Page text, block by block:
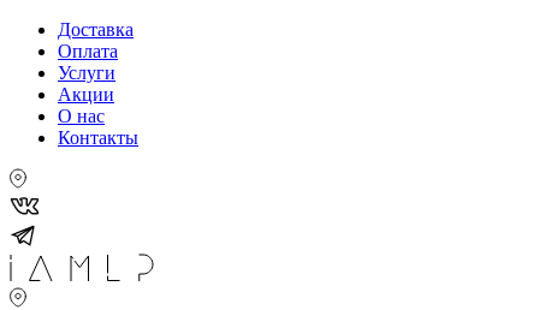
Доставка
Оплата
Услуги
Акции
О нас
Контакты